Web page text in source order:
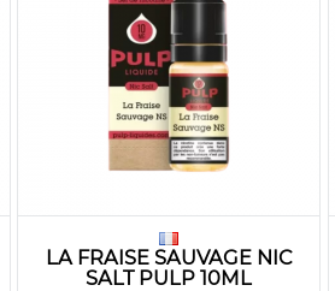
LA FRAISE SAUVAGE NIC
SALT PULP 10ML